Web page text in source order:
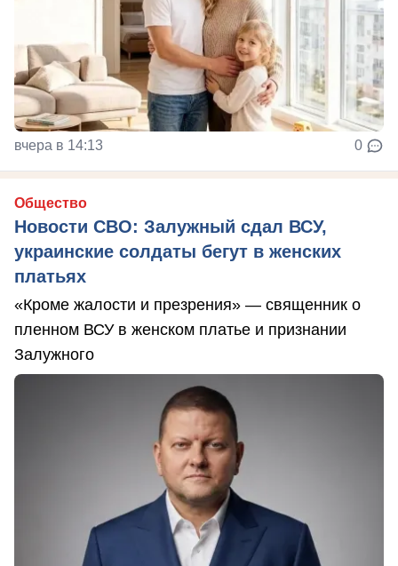
вчера в 14:13 0
Общество
Новости СВО: Залужный сдал ВСУ,
украинские солдаты бегут в женских
платьях
«Кроме жалости и презрения» — священник о
пленном ВСУ в женском платье и признании
Залужного